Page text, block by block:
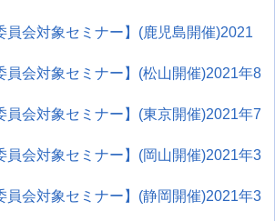
員会対象セミナー】(鹿児島開催)2021
員会対象セミナー】(松山開催)2021年8
員会対象セミナー】(東京開催)2021年7
員会対象セミナー】(岡山開催)2021年3
員会対象セミナー】(静岡開催)2021年3